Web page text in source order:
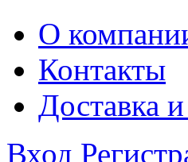
О
Контакты
Доставка
Вход